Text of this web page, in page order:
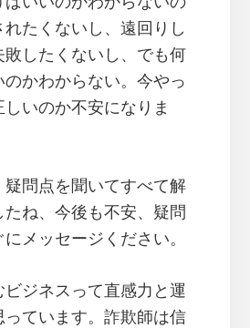
れたくないし、遠回りし
したくないし、でも何
のかわからない。今やっ
いのか不安になりま
疑問点を聞いてすべて解
ね、今後も不安、疑問
メッセージください。
ジネスって直感力と運
っています。詐欺師は信